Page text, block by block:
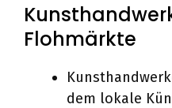
Flohmärkte
dem lokale